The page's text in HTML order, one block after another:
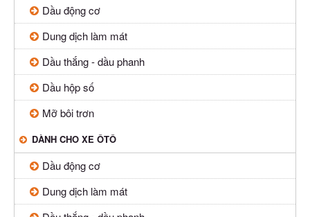
Dầu động cơ
Dung dịch làm mát
Dầu thắng - dầu phanh
Dầu hộp số
Mỡ bôi trơn
DÀNH CHO XE ÔTÔ
Dầu động cơ
Dung dịch làm mát